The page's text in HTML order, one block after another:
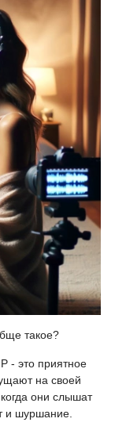
такое?
- это приятное
на своей
они слышат
и шуршание.